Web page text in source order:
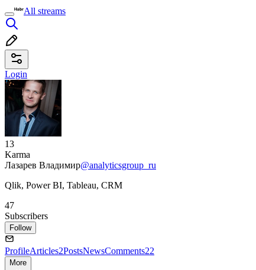
All streams
Login
13
Karma
Лазарев Владимир@analyticsgroup_ru
Qlik, Power BI, Tableau, CRM
47
Subscribers
Follow
ProfileArticles2PostsNewsComments22
More